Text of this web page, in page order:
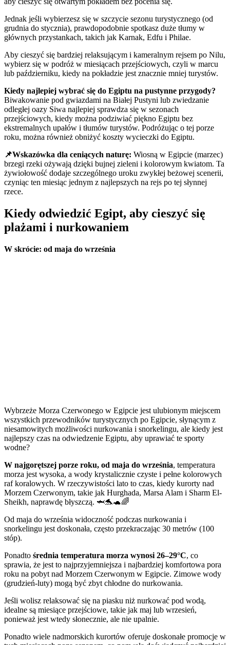
Jednak jeśli wybierzesz się w szczycie sezonu turystycznego (od
grudnia do stycznia), prawdopodobnie spotkasz duże tłumy w
głównych przystankach, takich jak Karnak, Edfu i Philae.
Aby cieszyć się bardziej relaksującym i kameralnym rejsem po Nilu,
wybierz się w podróż w miesiącach przejściowych, czyli w marcu
lub październiku, kiedy na pokładzie jest znacznie mniej turystów.
Kiedy najlepiej wybrać się do Egiptu na pustynne przygody?
Biwakowanie pod gwiazdami na Białej Pustyni lub zwiedzanie
odległej oazy Siwa najlepiej sprawdza się w sezonach
przejściowych, kiedy można podziwiać piękno Egiptu bez
ekstremalnych upałów i tłumów turystów. Podróżując o tej porze
roku, można również obniżyć koszty wycieczki do Egiptu.
📌Wskazówka dla ceniących naturę: Wiosną w Egipcie (marzec)
brzegi rzeki ożywają dzięki bujnej zieleni i kolorowym kwiatom. Ta
żywiołowość dodaje szczególnego uroku zwykłej beżowej scenerii,
czyniąc ten miesiąc jednym z najlepszych na rejs po tej słynnej
rzece.
Kiedy odwiedzić Egipt, aby cieszyć się
plażami i nurkowaniem
W skrócie: od maja do września
Wybrzeże Morza Czerwonego w Egipcie jest ulubionym miejscem
wszystkich przewodników turystycznych po Egipcie, słynącym z
niesamowitych możliwości nurkowania i snorkelingu, ale kiedy jest
najlepszy czas na odwiedzenie Egiptu, aby uprawiać te sporty
wodne?
W najgorętszej porze roku, od maja do września, temperatura
morza jest wysoka, a wody krystalicznie czyste i pełne kolorowych
raf koralowych. W rzeczywistości lato to czas, kiedy kurorty nad
Morzem Czerwonym, takie jak Hurghada, Marsa Alam i Sharm El-
Sheikh, naprawdę błyszczą. 🦈🐬🐢🌈
Od maja do września widoczność podczas nurkowania i
snorkelingu jest doskonała, często przekraczając 30 metrów (100
stóp).
Ponadto średnia temperatura morza wynosi 26–29°C, co
sprawia, że jest to najprzyjemniejsza i najbardziej komfortowa pora
roku na pobyt nad Morzem Czerwonym w Egipcie. Zimowe wody
(grudzień-luty) mogą być zbyt chłodne do nurkowania.
Jeśli wolisz relaksować się na piasku niż nurkować pod wodą,
idealne są miesiące przejściowe, takie jak maj lub wrzesień,
ponieważ jest wtedy słonecznie, ale nie upalnie.
Ponadto wiele nadmorskich kurortów oferuje doskonałe promocje w